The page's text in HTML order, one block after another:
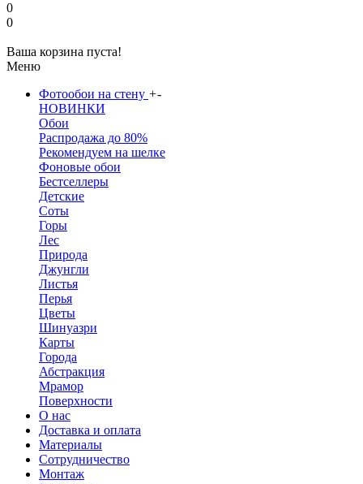
0
0
Ваша корзина пуста!
Меню
Фотообои на стену +-
НОВИНКИ
Обои
Распродажа до 80%
Рекомендуем на шелке
Фоновые обои
Бестселлеры
Детские
Соты
Горы
Лес
Природа
Джунгли
Листья
Перья
Цветы
Шинуазри
Карты
Города
Абстракция
Мрамор
Поверхности
О нас
Доставка и оплата
Материалы
Сотрудничество
Монтаж